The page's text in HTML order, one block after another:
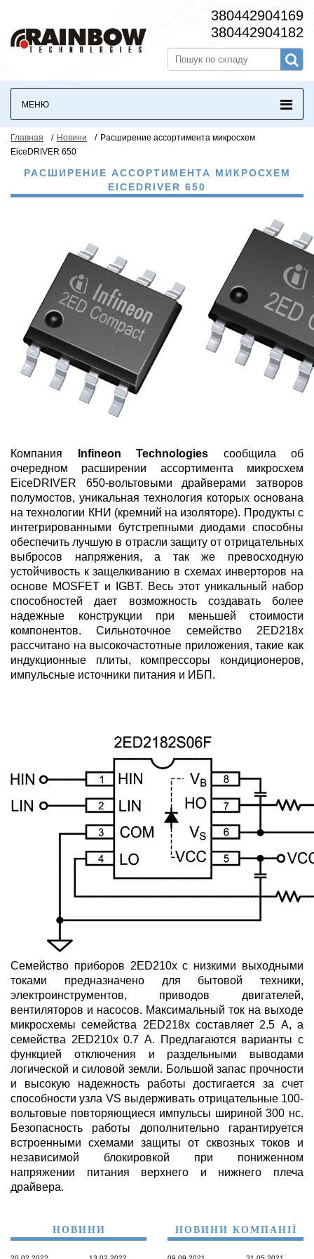
380442904169
380442904182
МЕНЮ
Главная / Новини / Расширение ассортимента микросхем
EiceDRIVER 650
РАСШИРЕНИЕ АССОРТИМЕНТА МИКРОСХЕМ
EICEDRIVER 650
Компания Infineon Technologies сообщила об
очередном расширении ассортимента микросхем
EiceDRIVER 650-вольтовыми драйверами затворов
полумостов, уникальная технология которых основана
на технологии КНИ (кремний на изоляторе). Продукты с
интегрированными бутстрепными диодами способны
обеспечить лучшую в отрасли защиту от отрицательных
выбросов напряжения, а так же превосходную
устойчивость к защелкиванию в схемах инверторов на
основе MOSFET и IGBT. Весь этот уникальный набор
способностей дает возможность создавать более
надежные конструкции при меньшей стоимости
компонентов. Сильноточное семейство 2ED218x
рассчитано на высокочастотные приложения, такие как
индукционные плиты, компрессоры кондиционеров,
импульсные источники питания и ИБП.
Семейство приборов 2ED210x с низкими выходными
токами предназначено для бытовой техники,
электроинструментов, приводов двигателей,
вентиляторов и насосов. Максимальный ток на выходе
микросхемы семейства 2ED218x составляет 2.5 А, а
семейства 2ED210x 0.7 А. Предлагаются варианты с
функцией отключения и раздельными выводами
логической и силовой земли. Большой запас прочности
и высокую надежность работы достигается за счет
способности узла VS выдерживать отрицательные 100-
вольтовые повторяющиеся импульсы шириной 300 нс.
Безопасность работы дополнительно гарантируется
встроенными схемами защиты от сквозных токов и
независимой блокировкой при пониженном
напряжении питания верхнего и нижнего плеча
драйвера.
НОВИНИ КОМПАНІЇ
НОВИНИ